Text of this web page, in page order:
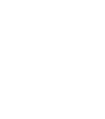
Es una labor
candidatura» ha
programa de
ciudadanos y
de Hermandades